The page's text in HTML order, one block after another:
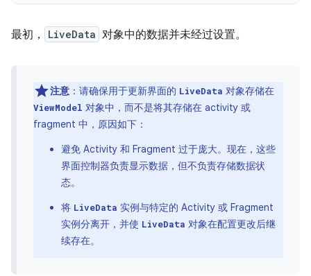
最初， LiveData 对象中的数据并未经过设置。
注意 ：请确保用于更新界面的 LiveData 对象存储在
ViewModel 对象中，而不是将其存储在 activity 或
fragment 中，原因如下：
避免 Activity 和 Fragment 过于庞大。现在，这些
界面控制器负责显示数据，但不负责存储数据状
态。
将 LiveData 实例与特定的 Activity 或 Fragment
实例分离开，并使 LiveData 对象在配置更改后继
续存在。